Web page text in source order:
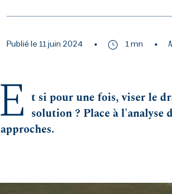
Publié le 11 juin 2024 1 mn
E
t si pour une fois, viser le
solution ? Place à l'analyse
approches.